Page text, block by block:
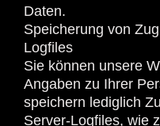
Daten.
Speicherung von
Logfiles
Sie können unsere
Angaben zu Ihrer
speichern lediglich
Server-Logfiles, wie